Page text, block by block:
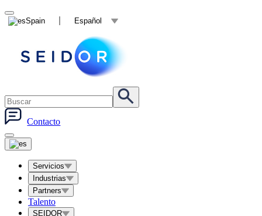
Spain Español
Contacto
Servicios
Industrias
Partners
Talento
SEIDOR